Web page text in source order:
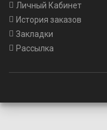
Личный Кабинет
История заказов
Закладки
Рассылка